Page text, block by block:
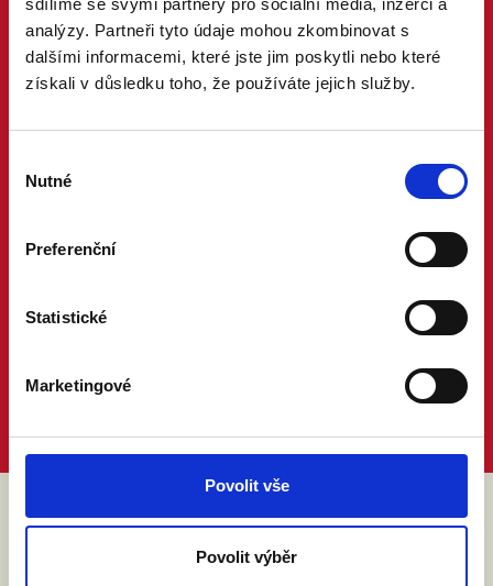
analýzy. Partneři tyto údaje mohou zkombinovat s
dalšími informacemi, které jste jim poskytli nebo které
získali v důsledku toho, že používáte jejich služby.
souhlasu
Nutné
Preferenční
Statistické
Marketingové
Povolit vše
Povolit výběr
ABY VÁM O MANŽELSTVÍ NIC